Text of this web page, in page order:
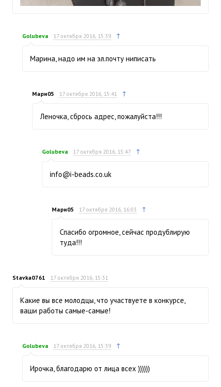
Golubeva 17 октября 2016, 15:39 ↑
Марина, надо им на эл.почту ниписать
Мари05 17 октября 2016, 15:41 ↑
Леночка, сбрось адрес, пожалуйста!!!
Golubeva 17 октября 2016, 15:47 ↑
info@i-beads.co.uk
Мари05 17 октября 2016, 16:03 ↑
Спасибо огромное, сейчас продублирую
туда!!!
Stavka0761 17 октября 2016, 15:31
Какие вы все молодцы, что участвуете в конкурсе,
ваши работы самые-самые!
Golubeva 17 октября 2016, 15:39 ↑
Ирочка, благодарю от лица всех ))))))